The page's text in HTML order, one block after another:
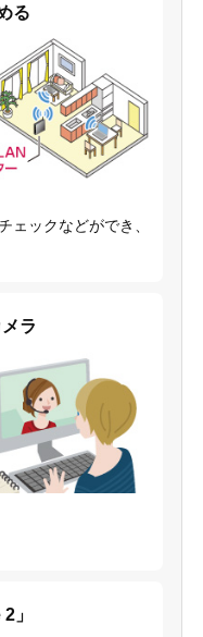
る
ェックなどができ、
ラ
」